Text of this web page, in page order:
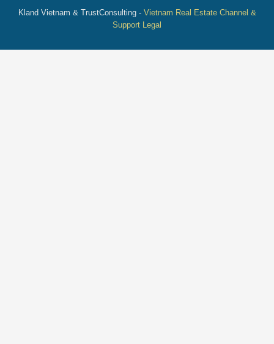
Kland Vietnam & TrustConsulting - Vietnam Real Estate Channel &
Support Legal